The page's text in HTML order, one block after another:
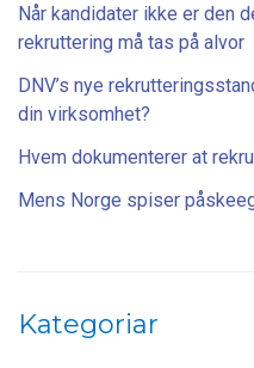
Når kandidater ikke er den
rekruttering må tas på alvor
DNV’s nye
din virksomhet?
Hvem dokumenterer at
Mens Norge spiser
Kategoriar